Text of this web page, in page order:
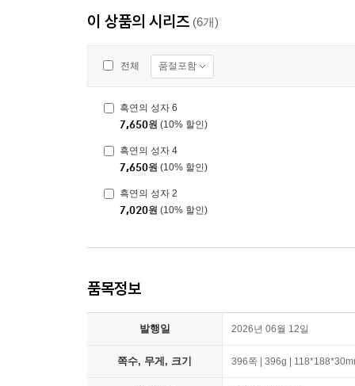
이 상품의 시리즈 (6개)
전체 품절포함
흑연의 성자 6
7,650원 (10% 할인)
흑연의 성자 4
7,650원 (10% 할인)
흑연의 성자 2
7,020원 (10% 할인)
품목정보
발행일 2026년 06월 12일
쪽수, 무게, 크기 396쪽 | 396g |